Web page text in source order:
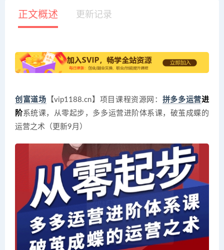
正文概述 更新记录
创富道场 【vip1188.cn】项目课程资源网： 拼多多运营进
阶系统课，从零起步，多多运营进阶体系课，破茧成蝶的
运营之术（更新9月）